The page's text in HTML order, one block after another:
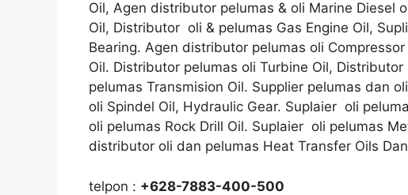
Oil, Agen distributor pelumas & oli Marine Diesel
Oil, Distributor oli & pelumas Gas Engine Oil,
Bearing. Agen distributor pelumas oli
Oil. Distributor pelumas oli Turbine Oil,
pelumas Transmision Oil. Supplier pelumas dan
oli Spindel Oil, Hydraulic Gear. Suplaier oli
oli pelumas Rock Drill Oil. Suplaier oli pelumas
distributor oli dan pelumas Heat Transfer Oils
telpon : +628-7883-400-500